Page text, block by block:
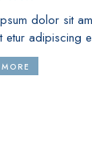
dolor sit
etur adipiscing